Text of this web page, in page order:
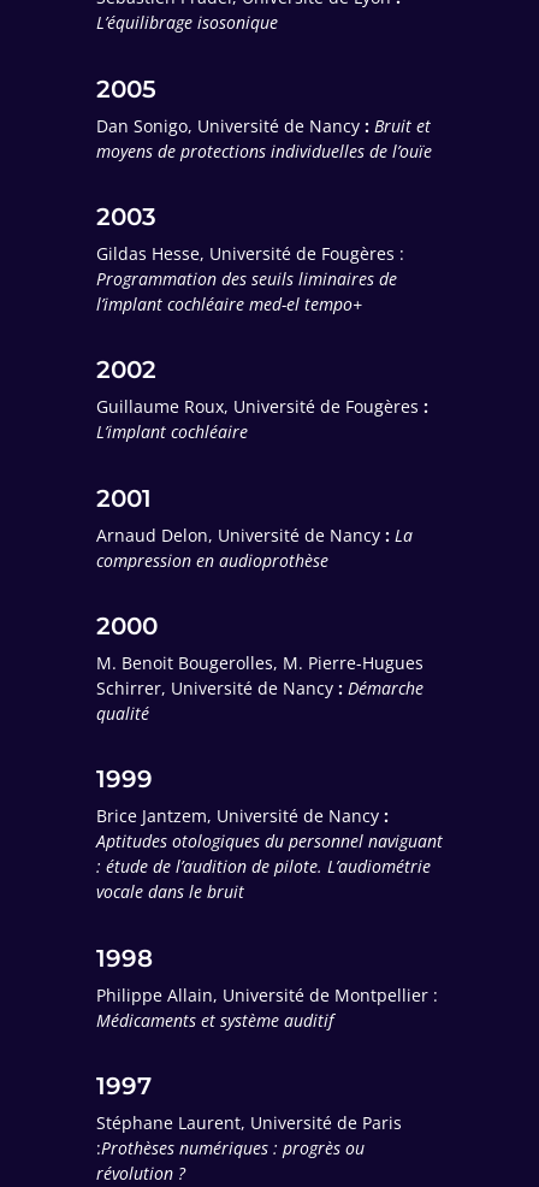
L’équilibrage isosonique
2005
Dan Sonigo, Université de Nancy : Bruit et
moyens de protections individuelles de l’ouïe
2003
Gildas Hesse, Université de Fougères :
Programmation des seuils liminaires de
l’implant cochléaire med-el tempo+
2002
Guillaume Roux, Université de Fougères :
L’implant cochléaire
2001
Arnaud Delon, Université de Nancy : La
compression en audioprothèse
2000
M. Benoit Bougerolles, M. Pierre-Hugues
Schirrer, Université de Nancy : Démarche
qualité
1999
Brice Jantzem, Université de Nancy :
Aptitudes otologiques du personnel naviguant
: étude de l’audition de pilote. L’audiométrie
vocale dans le bruit
1998
Philippe Allain, Université de Montpellier :
Médicaments et système auditif
1997
Stéphane Laurent, Université de Paris
:Prothèses numériques : progrès ou
révolution ?